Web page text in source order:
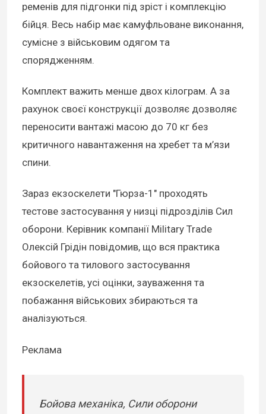
ременів для підгонки під зріст і комплекцію
бійця. Весь набір має камуфльоване виконання,
сумісне з військовим одягом та
спорядженням.
Комплект важить менше двох кілограм. А за
рахунок своєї конструкції дозволяє дозволяє
переносити вантажі масою до 70 кг без
критичного навантаження на хребет та м’язи
спини.
Зараз екзоскелети "Гюрза-1" проходять
тестове застосування у низці підрозділів Сил
оборони. Керівник компанії Military Trade
Олексій Грідін повідомив, що вся практика
бойового та тилового застосування
екзоскелетів, усі оцінки, зауваження та
побажання військових збираються та
аналізуються.
Реклама
Бойова механіка, Сили оборони